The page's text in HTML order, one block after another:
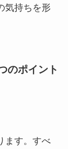
気持ちを形
のポイント
ます。すべ